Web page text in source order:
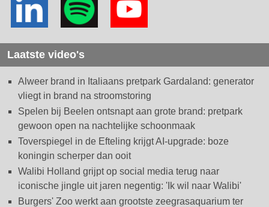
Laatste video's
Alweer brand in Italiaans pretpark Gardaland: generator
vliegt in brand na stroomstoring
Spelen bij Beelen ontsnapt aan grote brand: pretpark
gewoon open na nachtelijke schoonmaak
Toverspiegel in de Efteling krijgt AI-upgrade: boze
koningin scherper dan ooit
Walibi Holland grijpt op social media terug naar
iconische jingle uit jaren negentig: 'Ik wil naar Walibi'
Burgers' Zoo werkt aan grootste zeegrasaquarium ter